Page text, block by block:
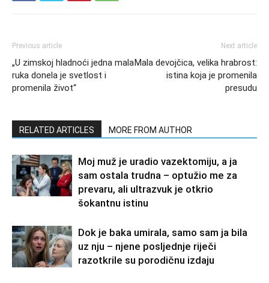
Previous article
„U zimskoj hladnoći jedna mala
ruka donela je svetlost i
promenila život“
Next article
Mala devojčica, velika hrabrost:
istina koja je promenila
presudu
RELATED ARTICLES MORE FROM AUTHOR
Moj muž je uradio vazektomiju, a ja
sam ostala trudna – optužio me za
prevaru, ali ultrazvuk je otkrio
šokantnu istinu
Dok je baka umirala, samo sam ja bila
uz nju – njene posljednje riječi
razotkrile su porodičnu izdaju